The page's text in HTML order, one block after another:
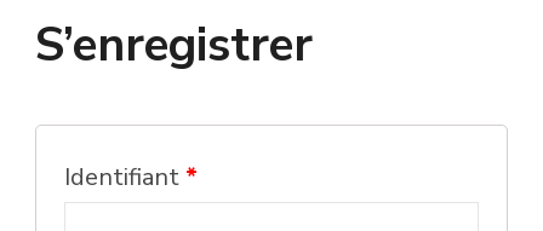
S’enregistrer
Identifiant *